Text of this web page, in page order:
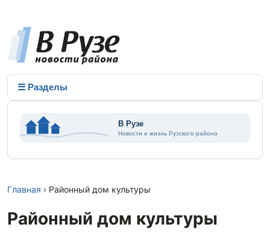
☰ Разделы
Главная › Районный дом культуры
Районный дом культуры